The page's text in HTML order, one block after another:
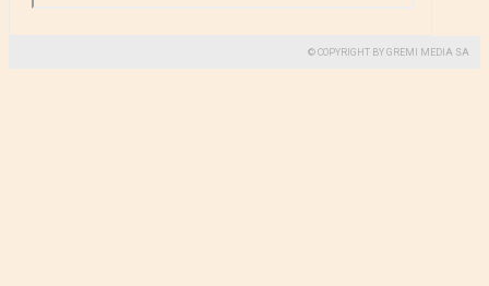
© COPYRIGHT BY GREMI MEDIA SA